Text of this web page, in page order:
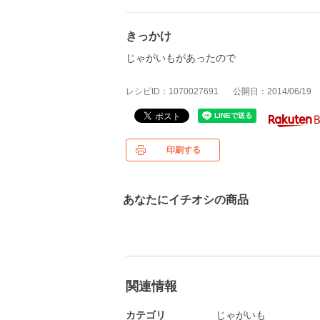
きっかけ
じゃがいもがあったので
レシピID：1070027691 公開日：2014/06/19
印刷する
あなたにイチオシの商品
関連情報
カテゴリ じゃがいも